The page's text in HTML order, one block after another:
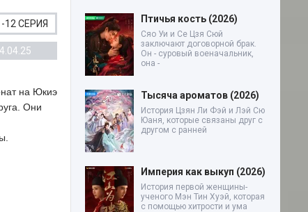
12 СЕРИЯ
на Юкиэ
Они
Птичья кость (2026)
Сяо Уи и Се Цзя Сюй
заключают договорной брак.
Он - суровый военачальник,
она -
Тысяча ароматов (2026)
История Цзян Ли Фэй и Лэй Сю
Юаня, которые связаны друг с
другом с ранней
Империя как выкуп (2026)
История первой женщины-
ученого Мэн Тин Хуэй, которая
с помощью хитрости и ума